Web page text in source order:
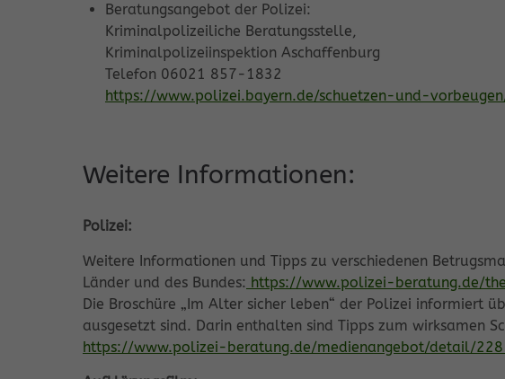
Beratungsangebot der Polizei:
Kriminalpolizeiliche Beratungsstelle,
Kriminalpolizeiinspektion Aschaffenburg
Telefon 06021 857-1832
https://www.polizei.bayern.de/schuetzen-und-
Weitere Informationen:
Polizei:
Weitere Informationen und Tipps zu verschiedenen
Länder und des Bundes: https://www.polizei-beratung.de/
Die Broschüre „Im Alter sicher leben“ der Polizei informiert
ausgesetzt sind. Darin enthalten sind Tipps zum wirksamen
https://www.polizei-beratung.de/medienangebot/detail/